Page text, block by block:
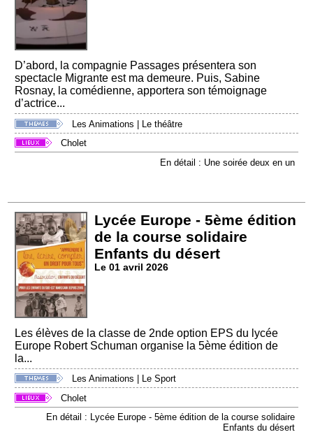
D’abord, la compagnie Passages présentera son
spectacle Migrante est ma demeure. Puis, Sabine
Rosnay, la comédienne, apportera son témoignage
d’actrice...
Les Animations | Le théâtre
Cholet
En détail : Une soirée deux en un
Lycée Europe - 5ème édition
de la course solidaire
Enfants du désert
Le 01 avril 2026
Les élèves de la classe de 2nde option EPS du lycée
Europe Robert Schuman organise la 5ème édition de
la...
Les Animations
Le Sport
Cholet
En détail : Lycée Europe - 5ème édition de la course solidaire
Enfants du désert